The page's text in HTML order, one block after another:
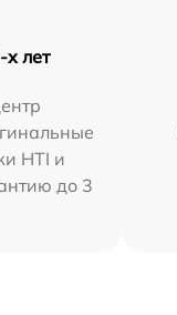
х лет
HTI и
до 3